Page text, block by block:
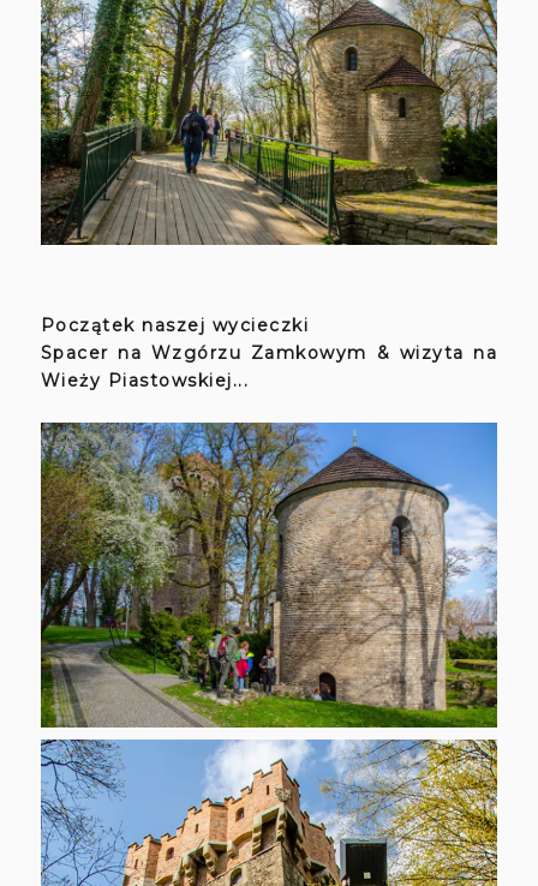
Początek naszej wycieczki
Spacer na Wzgórzu Zamkowym & wizyta na
Wieży Piastowskiej...